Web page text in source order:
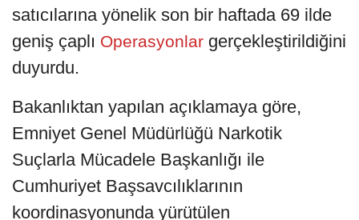
satıcılarına yönelik son bir haftada 69 ilde
geniş çaplı Operasyonlar gerçekleştirildiğini
duyurdu.
Bakanlıktan yapılan açıklamaya göre,
Emniyet Genel Müdürlüğü Narkotik
Suçlarla Mücadele Başkanlığı ile
Cumhuriyet Başsavcılıklarının
koordinasyonunda yürütülen